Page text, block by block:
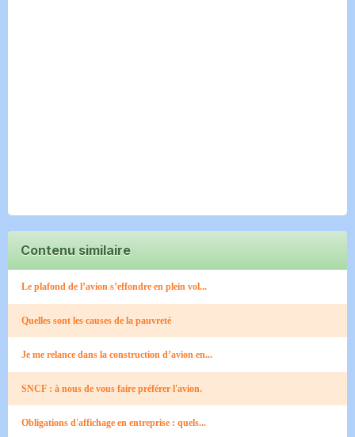
Contenu similaire
Le plafond de l’avion s’effondre en plein vol...
Quelles sont les causes de la pauvreté
Je me relance dans la construction d’avion en...
SNCF : à nous de vous faire préférer l'avion.
Obligations d'affichage en entreprise : quels...